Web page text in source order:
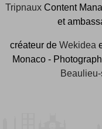
TripnauxContent
et
créateur de Wekidea
Monaco -